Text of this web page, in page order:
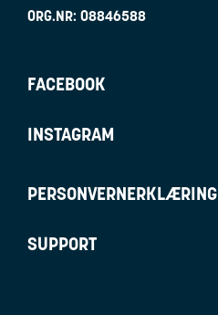
ORG.NR: 08846588
FACEBOOK
INSTAGRAM
PERSONVERNERKLÆRING
SUPPORT